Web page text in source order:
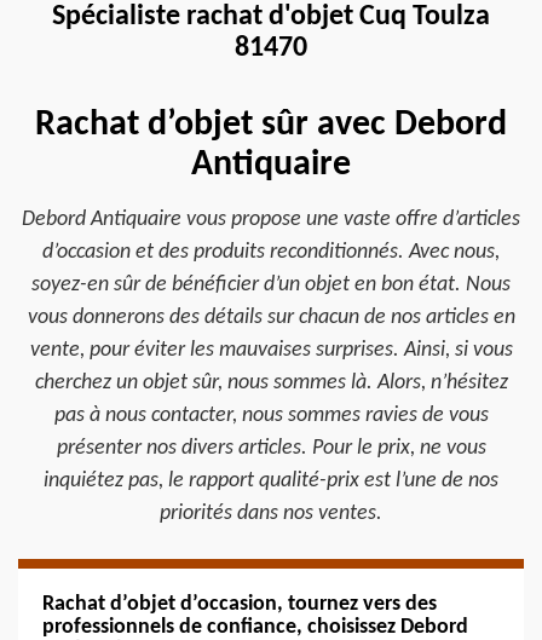
Spécialiste rachat d'objet Cuq Toulza
81470
Rachat d’objet sûr avec Debord
Antiquaire
Debord Antiquaire vous propose une vaste offre d’articles
d’occasion et des produits reconditionnés. Avec nous,
soyez-en sûr de bénéficier d’un objet en bon état. Nous
vous donnerons des détails sur chacun de nos articles en
vente, pour éviter les mauvaises surprises. Ainsi, si vous
cherchez un objet sûr, nous sommes là. Alors, n’hésitez
pas à nous contacter, nous sommes ravies de vous
présenter nos divers articles. Pour le prix, ne vous
inquiétez pas, le rapport qualité-prix est l’une de nos
priorités dans nos ventes.
Rachat d’objet d’occasion, tournez vers des
professionnels de confiance, choisissez Debord